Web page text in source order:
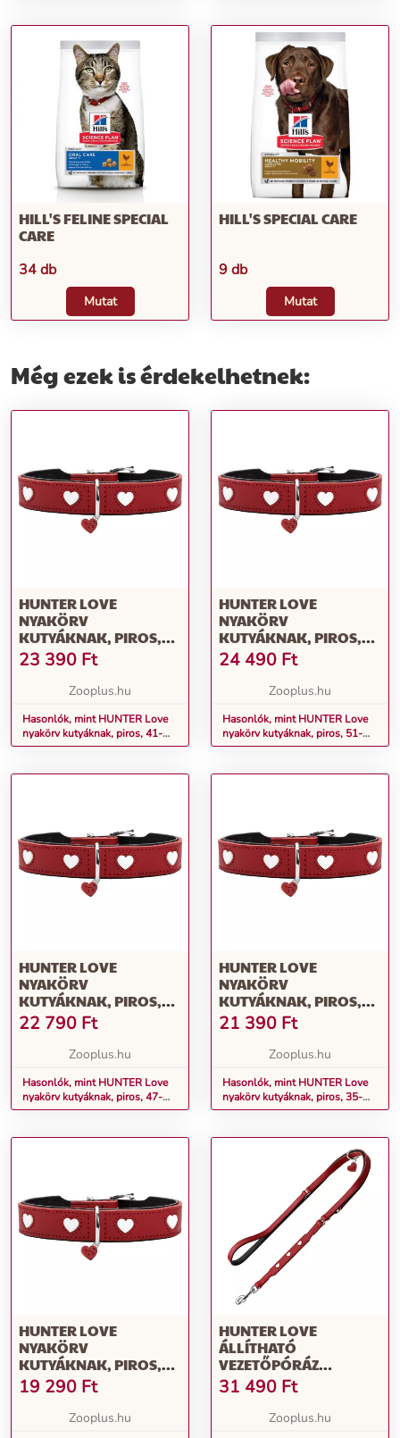
HILL'S FELINE SPECIAL
CARE
34 db
Mutat
HILL'S SPECIAL CARE
9 db
Mutat
Még ezek is érdekelhetnek:
HUNTER LOVE
NYAKÖRV
KUTYÁKNAK, PIROS,
41-49CM
NYAKKÖRFOGAT
23 390 Ft
Zooplus.hu
Hasonlók, mint HUNTER Love
nyakörv kutyáknak, piros, 41-
49cm nyakkörfogat
HUNTER LOVE
NYAKÖRV
KUTYÁKNAK, PIROS,
51-58CM
NYAKKÖRFOGAT
24 490 Ft
Zooplus.hu
Hasonlók, mint HUNTER Love
nyakörv kutyáknak, piros, 51-
58cm nyakkörfogat
HUNTER LOVE
NYAKÖRV
KUTYÁKNAK, PIROS,
47-54CM
NYAKKÖRFOGAT
22 790 Ft
Zooplus.hu
Hasonlók, mint HUNTER Love
nyakörv kutyáknak, piros, 47-
54cm nyakkörfogat
HUNTER LOVE
NYAKÖRV
KUTYÁKNAK, PIROS,
35-43CM
NYAKKÖRFOGAT
21 390 Ft
Zooplus.hu
Hasonlók, mint HUNTER Love
nyakörv kutyáknak, piros, 35-
43cm nyakkörfogat
HUNTER LOVE
NYAKÖRV
KUTYÁKNAK, PIROS,
38-44CM
NYAKKÖRFOGAT
19 290 Ft
Zooplus.hu
HUNTER LOVE
ÁLLÍTHATÓ
VEZETŐPÓRÁZ
KUTYÁKNAK, PIROS,
200CMX18MM
31 490 Ft
Zooplus.hu